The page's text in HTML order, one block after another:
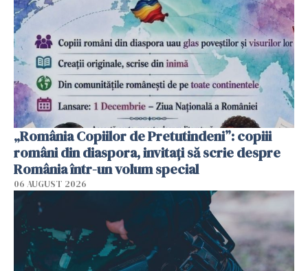
„România Copiilor de Pretutindeni”: copiii
români din diaspora, invitați să scrie despre
România într-un volum special
06 AUGUST 2026